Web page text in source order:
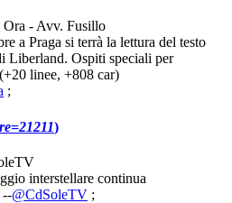
- Avv. Fusillo
a Praga si terrà la lettura del testo
Liberland. Ospiti speciali per
linee, +808 car)
;
)
interstellare continua
--@CdSoleTV ;